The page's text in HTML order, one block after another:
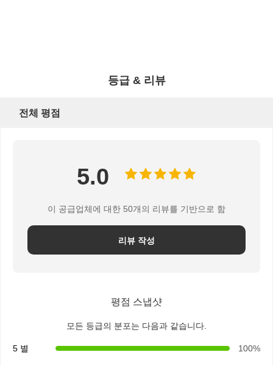
등급 & 리뷰
전체 평점
5.0
이 공급업체에 대한 50개의 리뷰를 기반으로 함
리뷰 작성
평점 스냅샷
모든 등급의 분포는 다음과 같습니다.
5 별 100%